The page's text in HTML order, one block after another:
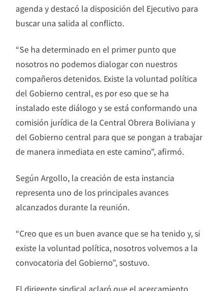
agenda y destacó la disposición del Ejecutivo para
buscar una salida al conflicto.
“Se ha determinado en el primer punto que
nosotros no podemos dialogar con nuestros
compañeros detenidos. Existe la voluntad política
del Gobierno central, es por eso que se ha
instalado este diálogo y se está conformando una
comisión jurídica de la Central Obrera Boliviana y
del Gobierno central para que se pongan a trabajar
de manera inmediata en este camino”, afirmó.
Según Argollo, la creación de esta instancia
representa uno de los principales avances
alcanzados durante la reunión.
“Creo que es un buen avance que se ha tenido y, si
existe la voluntad política, nosotros volvemos a la
convocatoria del Gobierno”, sostuvo.
El dirigente sindical aclaró que el acercamiento